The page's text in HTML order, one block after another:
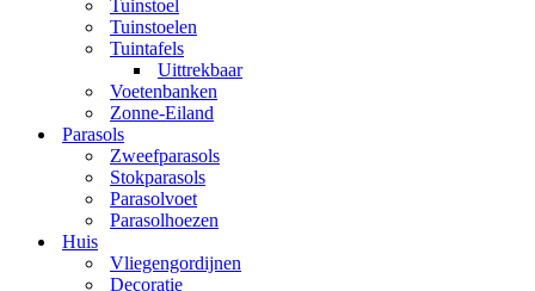
Tuinstoel
Tuinstoelen
Tuintafels
Uittrekbaar
Voetenbanken
Zonne-Eiland
Parasols
Zweefparasols
Stokparasols
Parasolvoet
Parasolhoezen
Huis
Vliegengordijnen
Decoratie